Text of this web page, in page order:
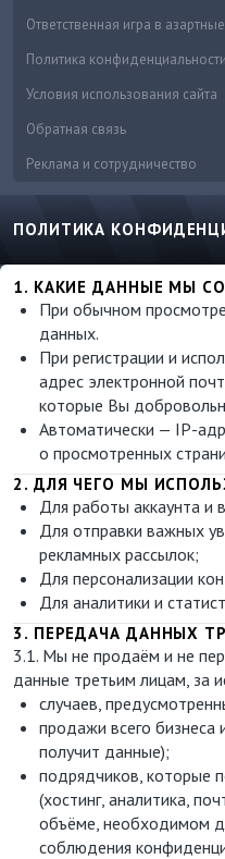
ПОЛИТИКА
1. КАКИЕ ДАННЫЕ МЫ
При обычном
данных.
При регистрации и
адрес электронной
которые Вы
Автоматически — IP-
о просмотренных
2. ДЛЯ ЧЕГО МЫ
Для работы аккаунта и
Для отправки важных
рекламных рассылок;
Для персонализации
Для аналитики и
3. ПЕРЕДАЧА ДАННЫХ
3.1. Мы не продаём и не
данные третьим лицам, за
случаев,
продажи всего бизнеса
получит данные);
подрядчиков, которые
(хостинг, аналитика,
объёме, необходимом
соблюдения
Ответственная игра в
Политика конфиденциальности
Условия использования сайта
Обратная связь
Реклама и сотрудничество